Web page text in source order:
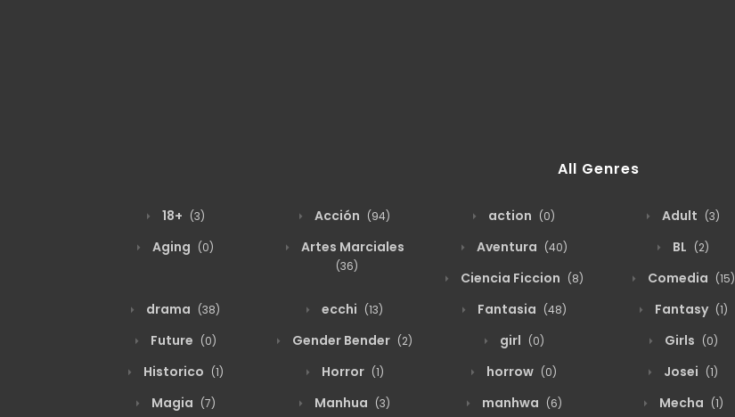
All Genres
18+ (3) Acción (94) action (0) Adult (3)
Aging (0) Artes Marciales
(36)
Aventura (40) BL (2)
Ciencia Ficcion (8) Comedia (15)
drama (38) ecchi (13) Fantasia (48) Fantasy (1)
Future (0) Gender Bender (2) girl (0) Girls (0)
Historico (1) Horror (1) horrow (0) Josei (1)
Magia (7) Manhua (3) manhwa (6) Mecha (1)